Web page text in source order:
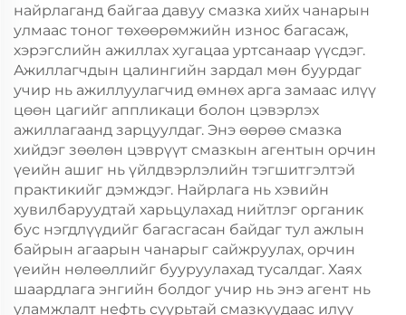
найрлаганд байгаа давуу смазка хийх чанарын
улмаас тоног төхөөрөмжийн износ багасаж,
хэрэгслийн ажиллах хугацаа уртсанаар үүсдэг.
Ажиллагчдын цалингийн зардал мөн буурдаг
учир нь ажиллуулагчид өмнөх арга замаас илүү
цөөн цагийг аппликаци болон цэвэрлэх
ажиллагаанд зарцуулдаг. Энэ өөрөө смазка
хийдэг зөөлөн цэврүүт смазкын агентын орчин
үеийн ашиг нь үйлдвэрлэлийн тэгшитгэлтэй
практикийг дэмждэг. Найрлага нь хэвийн
хувилбаруудтай харьцулахад нийтлэг органик
бус нэгдлүүдийг багасгасан байдаг тул ажлын
байрын агаарын чанарыг сайжруулах, орчин
үеийн нөлөөллийг бууруулахад тусалдаг. Хаях
шаардлага энгийн болдог учир нь энэ агент нь
уламжлалт нефть суурьтай смазкуудаас илүү